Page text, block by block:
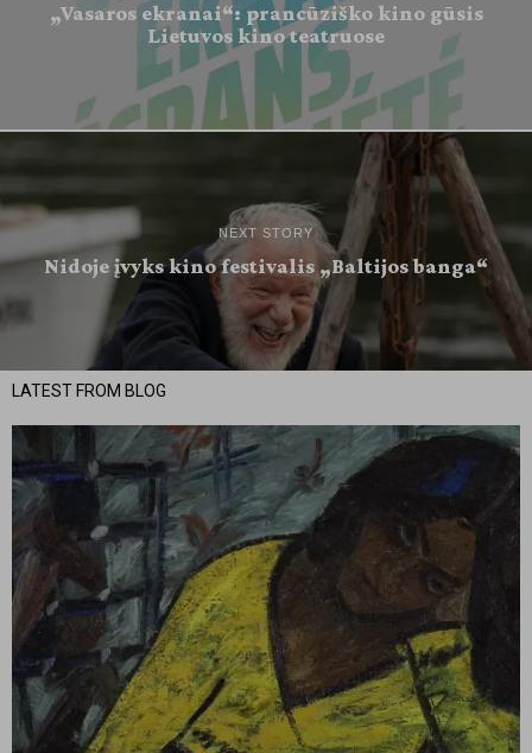
„Vasaros ekranai“: prancūziško kino gūsis
Lietuvos kino teatruose
NEXT STORY
Nidoje įvyks kino festivalis „Baltijos banga“
LATEST FROM BLOG